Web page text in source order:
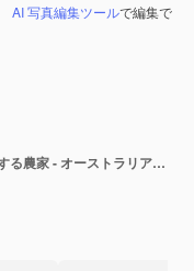
AI 写真編集ツールで編集で
土の検査のために土のサンプルを採取する農家 - オーストラリアの炭素吸収と植物の健康をテストする